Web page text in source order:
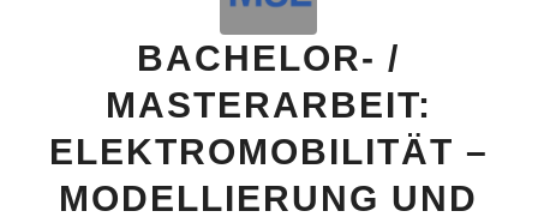
BACHELOR- /
MASTERARBEIT:
ELEKTROMOBILITÄT –
MODELLIERUNG UND